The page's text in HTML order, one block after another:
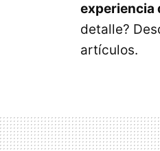
experiencia
detalle?
artículos.